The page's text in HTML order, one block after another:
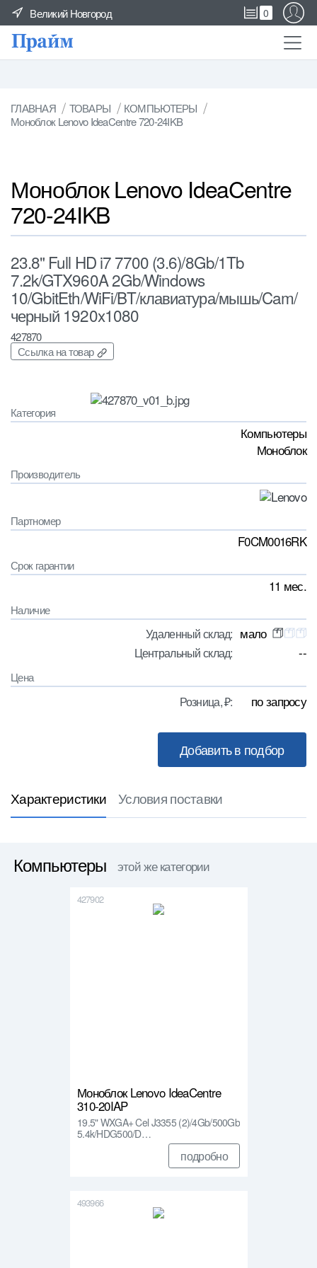
Великий Новгород 0
ГЛАВНАЯ ТОВАРЫ
КОМПЬЮТЕРЫ
Моноблок Lenovo IdeaCentre 720-24IKB
Моноблок Lenovo IdeaCentre
720-24IKB
23.8" Full HD i7 7700 (3.6)/8Gb/1Tb
7.2k/GTX960A 2Gb/Windows
10/GbitEth/WiFi/BT/клавиатура/мышь/Cam/
черный 1920x1080
427870
Ссылка на товар
Категория
Компьютеры
Моноблок
Производитель
Партномер
F0CM0016RK
Срок гарантии
11 мес.
Наличие
Удаленный склад: мало
Центральный склад: --
Цена
Розница, ₽: по запросу
Характеристики Условия поставки
Компьютеры этой же категории
427902
Моноблок Lenovo IdeaCentre
310-20IAP
19.5" WXGA+ Cel J3355 (2)/4Gb/500Gb
5.4k/HDG500/D…
подробно
493966